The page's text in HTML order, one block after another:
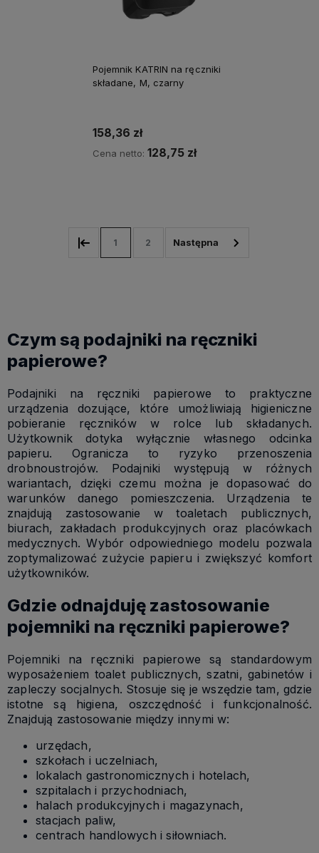
Pojemnik KATRIN na ręczniki
składane, M, czarny
158,36 zł
Cena netto: 128,75 zł
1 2
Czym są podajniki na ręczniki
papierowe?
Podajniki na ręczniki papierowe to praktyczne
urządzenia dozujące, które umożliwiają higieniczne
pobieranie ręczników w rolce lub składanych.
Użytkownik dotyka wyłącznie własnego odcinka
papieru. Ogranicza to ryzyko przenoszenia
drobnoustrojów. Podajniki występują w różnych
wariantach, dzięki czemu można je dopasować do
warunków danego pomieszczenia. Urządzenia te
znajdują zastosowanie w toaletach publicznych,
biurach, zakładach produkcyjnych oraz placówkach
medycznych. Wybór odpowiedniego modelu pozwala
zoptymalizować zużycie papieru i zwiększyć komfort
użytkowników.
Gdzie odnajduję zastosowanie
pojemniki na ręczniki papierowe?
Pojemniki na ręczniki papierowe są standardowym
wyposażeniem toalet publicznych, szatni, gabinetów i
zapleczy socjalnych. Stosuje się je wszędzie tam, gdzie
istotne są higiena, oszczędność i funkcjonalność.
Znajdują zastosowanie między innymi w:
urzędach,
szkołach i uczelniach,
lokalach gastronomicznych i hotelach,
szpitalach i przychodniach,
halach produkcyjnych i magazynach,
stacjach paliw,
centrach handlowych i siłowniach.